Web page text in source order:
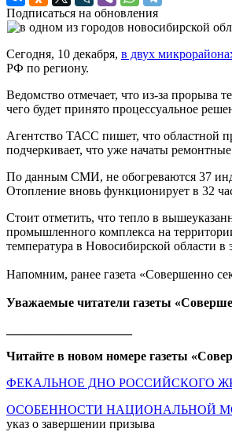
Подписаться на обновления
Сегодня, 10 декабря, в двух
РФ по региону.
Ведомство отмечает, что из-за прорыва
чего будет принято процессуальное
Агентство ТАСС пишет, что областной
подчеркивает, что уже начаты
По данным СМИ, не обогреваются 37
Отопление вновь функционирует в 32
Стоит отметить, что тепло в
промышленного комплекса на
температура в Новосибирской области
Напомним, ранее газета «Совершенно
Уважаемые читатели газеты
Читайте в новом номере газеты
ФЕКАЛЬНОЕ ДНО РОССИЙСКОГО
ОСОБЕННОСТИ НАЦИОНАЛЬНОЙ
указ о завершении призыва